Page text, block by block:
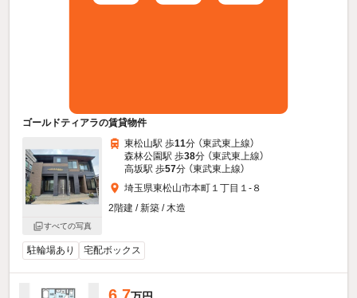
ゴールドティアラの賃貸物件
すべての写真
東松山駅 歩11分 （東武東上線）
森林公園駅 歩38分 （東武東上線）
高坂駅 歩57分 （東武東上線）
埼玉県東松山市本町１丁目１-８
2階建 / 新築 / 木造
駐輪場あり 宅配ボックス